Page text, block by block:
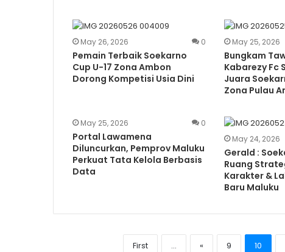
May 26, 2026 0
Pemain Terbaik Soekarno
Cup U-17 Zona Ambon
Dorong Kompetisi Usia Dini
May 25, 2026
Bungkam
Kabarezy Fc
Juara
Zona Pulau
May 25, 2026 0
Portal Lawamena
Diluncurkan, Pemprov Maluku
Perkuat Tata Kelola Berbasis
Data
May 24, 2026
Gerald :
Ruang
Karakter &
Baru Maluku
First ... « 9 10